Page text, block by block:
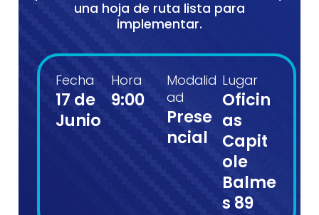
una hoja de ruta lista para
implementar.
Fecha
17 de
Junio
Hora
9:00
Modalid
ad
Prese
ncial
Lugar
Oficin
as
Capit
ole
Balme
s 89